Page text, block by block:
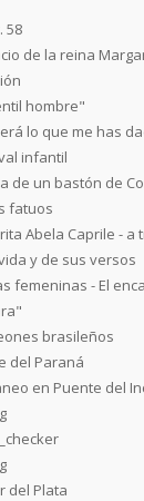
58
de la reina
hombre"
lo que me has
infantil
de un bastón de
fatuos
Abela Caprile - a
y de sus versos
femeninas - El
brasileños
del Paraná
en Puente del
del Plata